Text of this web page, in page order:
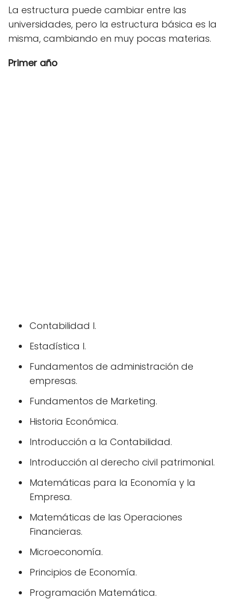
La estructura puede cambiar entre las
universidades, pero la estructura básica es la
misma, cambiando en muy pocas materias.
Primer año
Contabilidad I.
Estadística I.
Fundamentos de administración de
empresas.
Fundamentos de Marketing.
Historia Económica.
Introducción a la Contabilidad.
Introducción al derecho civil patrimonial.
Matemáticas para la Economía y la
Empresa.
Matemáticas de las Operaciones
Financieras.
Microeconomía.
Principios de Economía.
Programación Matemática.